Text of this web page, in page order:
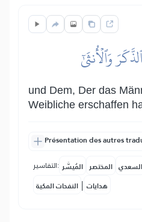
وَٱلۡأُنثَىٰٓ
und Dem, Der das
Weibliche erschaffen
Présentation des autres
التفاسير: المُيسَّر المختصر السعدي
النفحات المكية | هدايات